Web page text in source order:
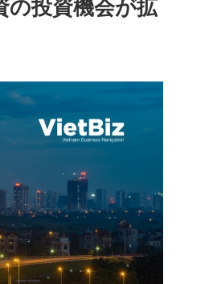
直接投資（FDI）
web
業
ナム企業動向
ートアップ企業
ベトナム
特
高
の投資機会が拡